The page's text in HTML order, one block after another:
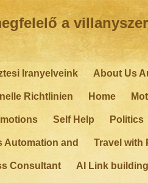
a
Iranyelveink About Us
Richtlinien Home
Self Help Politics
Automation and Travel with
Consultant AI Link